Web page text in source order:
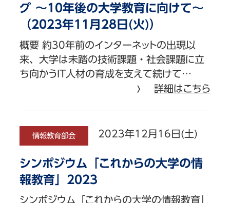
グ ～10年後の大学教育に向けて～
（2023年11月28日(火)）
概要 約30年前のインターネットの出現以
来、大学は未踏の技術課題・社会課題に立
ち向かうIT人材の育成を支えて続けて…
詳細はこちら
情報教育部会 2023年12月16日(土)
シンポジウム「これからの大学の情
報教育」2023
シンポジウム「これからの大学の情報教育」